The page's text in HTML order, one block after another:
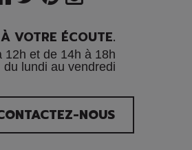
À VOTRE ÉCOUTE.
12h et de 14h à 18h
du lundi au vendredi
NOUS